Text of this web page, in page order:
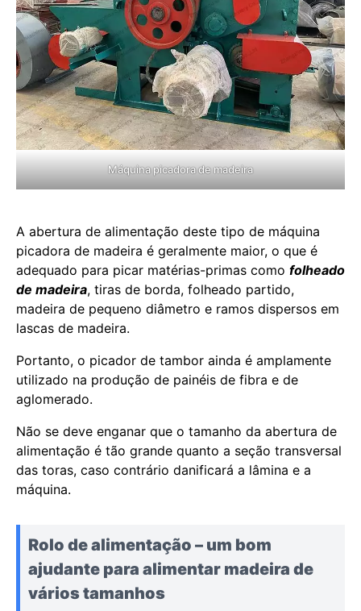
Máquina picadora de madeira
A abertura de alimentação deste tipo de máquina
picadora de madeira é geralmente maior, o que é
adequado para picar matérias-primas como folheado
de madeira, tiras de borda, folheado partido,
madeira de pequeno diâmetro e ramos dispersos em
lascas de madeira.
Portanto, o picador de tambor ainda é amplamente
utilizado na produção de painéis de fibra e de
aglomerado.
Não se deve enganar que o tamanho da abertura de
alimentação é tão grande quanto a seção transversal
das toras, caso contrário danificará a lâmina e a
máquina.
Rolo de alimentação – um bom
ajudante para alimentar madeira de
vários tamanhos